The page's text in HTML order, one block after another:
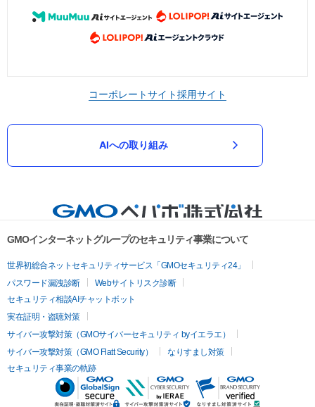
コーポレートサイト採用サイト
AIへの取り組み
GMOインターネットグループのセキュリティ事業について
世界初総合ネットセキュリティサービス「GMOセキュリティ24」
パスワード漏洩診断
Webサイトリスク診断
セキュリティ相談AIチャットボット
実在証明・盗聴対策
サイバー攻撃対策（GMOサイバーセキュリティ byイエラエ）
サイバー攻撃対策（GMO Flatt Security）
なりすまし対策
セキュリティ事業の軌跡